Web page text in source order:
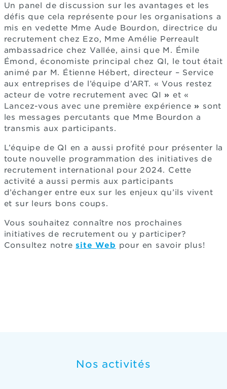
Un panel de discussion sur les avantages et les
défis que cela représente pour les organisations a
mis en vedette Mme Aude Bourdon, directrice du
recrutement chez Ezo, Mme Amélie Perreault
ambassadrice chez Vallée, ainsi que M. Émile
Émond, économiste principal chez QI, le tout était
animé par M. Étienne Hébert, directeur – Service
aux entreprises de l’équipe d’ART. « Vous restez
acteur de votre recrutement avec QI » et «
Lancez-vous avec une première expérience » sont
les messages percutants que Mme Bourdon a
transmis aux participants.
L’équipe de QI en a aussi profité pour présenter la
toute nouvelle programmation des initiatives de
recrutement international pour 2024. Cette
activité a aussi permis aux participants
d’échanger entre eux sur les enjeux qu’ils vivent
et sur leurs bons coups.
Vous souhaitez connaître nos prochaines
initiatives de recrutement ou y participer?
Consultez notresite Web pour en savoir plus!
Nos activités